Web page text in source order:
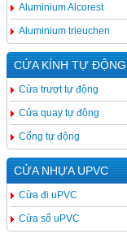
Aluminium Alcorest
Aluminium trieuchen
CỬA KÍNH TỰ ĐỘNG
Cửa trượt tự động
Cửa quay tự động
Cổng tự động
CỬA NHỰA UPVC
Cửa đi uPVC
Cửa sổ uPVC